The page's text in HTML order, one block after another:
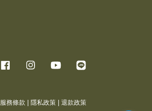
Facebook Instagram YouTube
服務條款 | 隱私政策 | 退款政策